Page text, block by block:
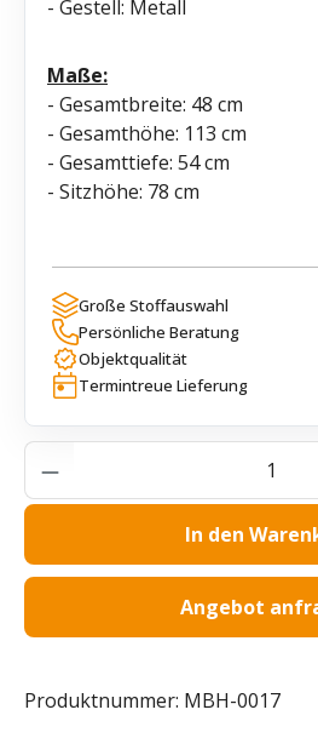
- Gestell: Metall
Maße:
- Gesamtbreite: 48 cm
- Gesamthöhe: 113 cm
- Gesamttiefe: 54 cm
- Sitzhöhe: 78 cm
Große Stoffauswahl
Persönliche Beratung
Objektqualität
Termintreue Lieferung
Produkt Anzahl: Gib
In den
Angebot
Produktnummer: MBH-0017